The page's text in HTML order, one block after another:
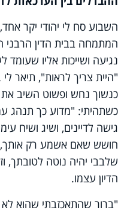
השבוע סח לי יהודי יקר
המתמחה בבית הדין הרבני
נגיעה ושייכות אליו
"היית צריך לראות", תיאר
כנשוך נחש ופשוט השיב את
כשתהיתי: "מדוע כך תנהג
גישה לדיינים, ושיג ושיח
חושש שאם אשמע רק
שלבבי יהיה נוטה לטובתך,
הדיון עצמו.
"ברור שהתאכזבתי שהוא לא